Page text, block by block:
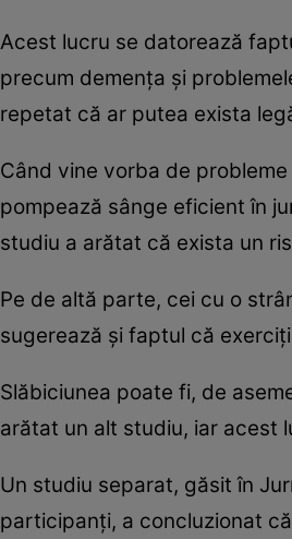
Acest lucru se datorează
precum demența și
repetat că ar putea exista
Când vine vorba de
pompează sânge eficient în
studiu a arătat că exista un
Pe de altă parte, cei cu o
sugerează și faptul că
Slăbiciunea poate fi, de
arătat un alt studiu, iar acest
Un studiu separat, găsit în
participanți, a concluzionat